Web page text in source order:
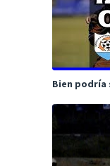
Bien podría